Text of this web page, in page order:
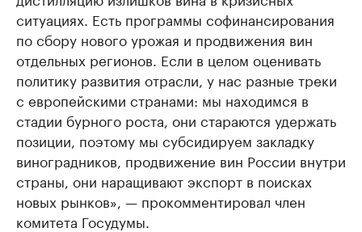
ситуациях. Есть программы софинансирования
по сбору нового урожая и продвижения вин
отдельных регионов. Если в целом оценивать
политику развития отрасли, у нас разные треки
с европейскими странами: мы находимся в
стадии бурного роста, они стараются удержать
позиции, поэтому мы субсидируем закладку
виноградников, продвижение вин России внутри
страны, они наращивают экспорт в поисках
новых рынков», — прокомментировал член
комитета Госудумы.